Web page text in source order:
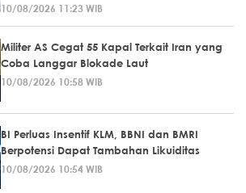
10/08/2026 11:23 WIB
Militer AS Cegat 55 Kapal Terkait Iran yang
Coba Langgar Blokade Laut
10/08/2026 10:58 WIB
BI Perluas Insentif KLM, BBNI dan BMRI
Berpotensi Dapat Tambahan Likuiditas
10/08/2026 10:54 WIB